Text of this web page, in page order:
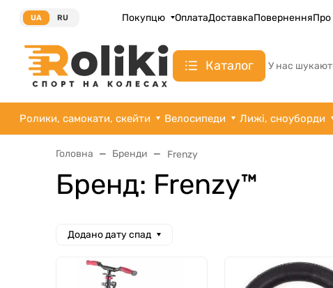
UA RU Покупцю ОплатаДоставкаПоверненняПро
Каталог У нас
Ролики, самокати, скейти Велосипеди Лижі, сноуборди
Головна Бренди Frenzy
Бренд: Frenzy™
Додано дату спад